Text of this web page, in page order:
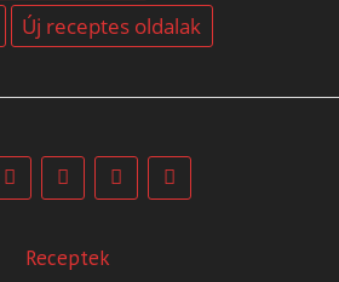
Új receptes oldalak
Receptek